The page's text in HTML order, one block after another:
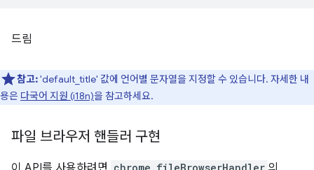
드림
참고:'default_title' 값에 언어별 문자열을 지정할 수 있습니다. 자세한 내
용은 다국어 지원 (i18n)을 참고하세요.
파일 브라우저 핸들러 구현